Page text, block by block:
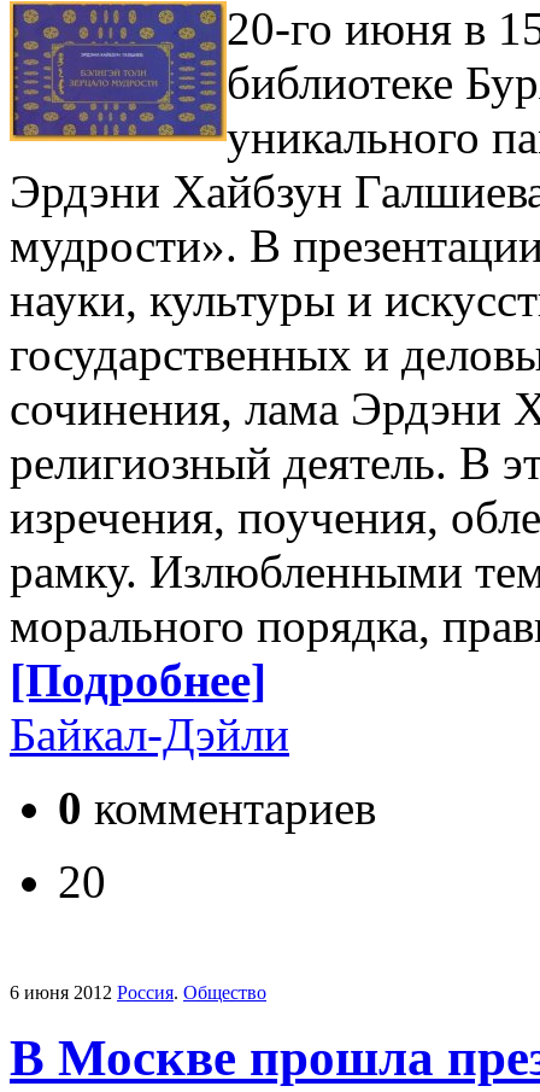
20-го июня в
библиотеке
уникального
Эрдэни Хайбзун
мудрости». В
науки, культуры и
государственных и
сочинения, лама Эрдэни
религиозный деятель. В
изречения, поучения,
рамку. Излюбленными
морального порядка,
[Подробнее]
Байкал-Дэйли
0 комментариев
20
6 июня 2012 Россия. Общество
В Москве прошла